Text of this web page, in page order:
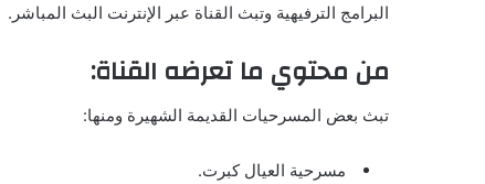
البرامج الترفيهية وتبث القناة عبر الإنترنت البث المباشر.
من محتوي ما تعرضه القناة:
تبث بعض المسرحيات القديمة الشهيرة ومنها:
مسرحية العيال كبرت.